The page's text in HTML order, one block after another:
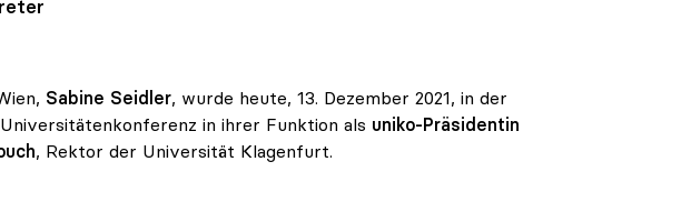
Sabine Seidler, wurde heute, 13. Dezember 2021, in der
in ihrer Funktion als uniko-Präsidentin
, Rektor der Universität Klagenfurt.